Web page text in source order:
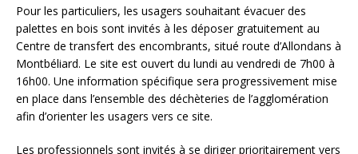
Pour les particuliers, les usagers souhaitant évacuer des
palettes en bois sont invités à les déposer gratuitement au
Centre de transfert des encombrants, situé route d’Allondans à
Montbéliard. Le site est ouvert du lundi au vendredi de 7h00 à
16h00. Une information spécifique sera progressivement mise
en place dans l’ensemble des déchèteries de l’agglomération
afin d’orienter les usagers vers ce site.
Les professionnels sont invités à se diriger prioritairement vers